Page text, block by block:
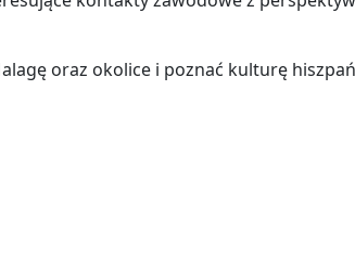
oraz okolice i poznać kulturę